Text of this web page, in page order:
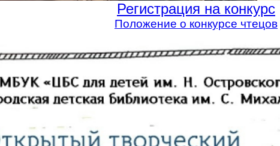
Регистрация на конкурс
Положение о конкурсе чтецов